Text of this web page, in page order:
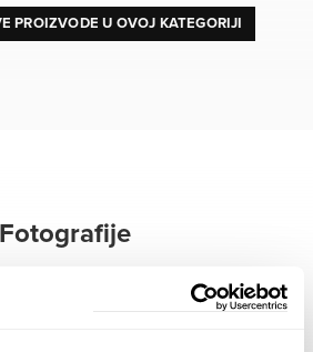
PROIZVODE U OVOJ KATEGORIJI
Fotografije